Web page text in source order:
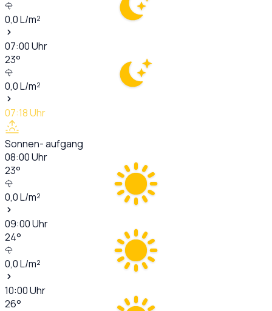
0,0L/m²
07:00Uhr
23°
0,0L/m²
07:18Uhr
Sonnen- aufgang
08:00Uhr
23°
0,0L/m²
09:00Uhr
24°
0,0L/m²
10:00Uhr
26°